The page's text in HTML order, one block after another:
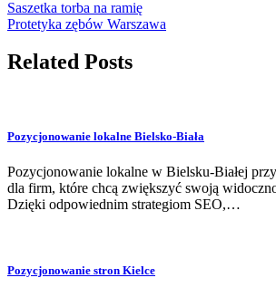
Saszetka torba na ramię
Protetyka zębów Warszawa
Related Posts
Pozycjonowanie lokalne Bielsko-Biała
Pozycjonowanie lokalne w Bielsku-Białej
dla firm, które chcą zwiększyć swoją
Dzięki odpowiednim strategiom SEO,…
Pozycjonowanie stron Kielce